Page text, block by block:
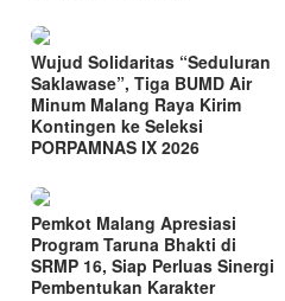
Wujud Solidaritas “Seduluran
Saklawase”, Tiga BUMD Air
Minum Malang Raya Kirim
Kontingen ke Seleksi
PORPAMNAS IX 2026
Pemkot Malang Apresiasi
Program Taruna Bhakti di
SRMP 16, Siap Perluas Sinergi
Pembentukan Karakter